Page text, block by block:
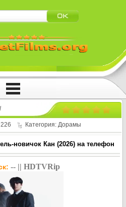
Категория: Дорамы
новичок Кан (2026) на телефон
-- || HDTVRip
сперва нажмите на
верхнем углу!!!